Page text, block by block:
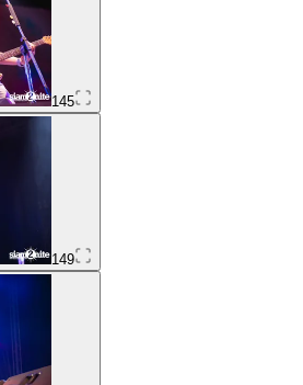
145
149